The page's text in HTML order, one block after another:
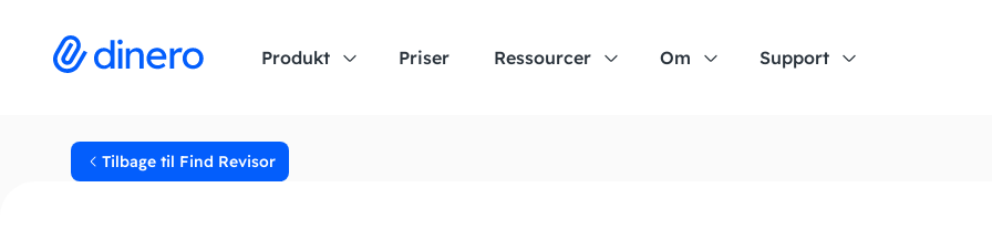
Produkt Priser Ressourcer Om Support
Tilbage til Find Revisor